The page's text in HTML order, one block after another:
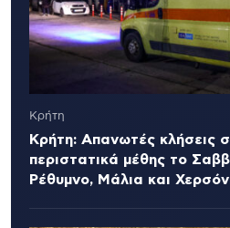
Κρήτη
Κρήτη: Απανωτές κλήσεις
περιστατικά μέθης το
Ρέθυμνο, Μάλια και